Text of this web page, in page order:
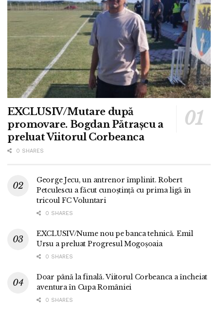
EXCLUSIV/Mutare după
promovare. Bogdan Pătrașcu a
preluat Viitorul Corbeanca
0 SHARES
George Jecu, un antrenor împlinit. Robert
Petculescu a făcut cunoștință cu prima ligă în
tricoul FC Voluntari
0 SHARES
EXCLUSIV/Nume nou pe banca tehnică. Emil
Ursu a preluat Progresul Mogoșoaia
0 SHARES
Doar până la finală. Viitorul Corbeanca a încheiat
aventura în Cupa României
0 SHARES